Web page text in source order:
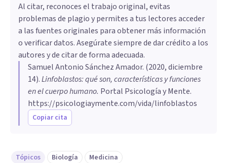
Al citar, reconoces el trabajo original, evitas
problemas de plagio y permites a tus lectores acceder
a las fuentes originales para obtener más información
o verificar datos. Asegúrate siempre de dar crédito a los
autores y de citar de forma adecuada.
Samuel Antonio Sánchez Amador. (2020, diciembre
14).Linfoblastos: qué son, características y funciones
en el cuerpo humano. Portal Psicología y Mente.
https://psicologiaymente.com/vida/linfoblastos
Copiar cita
Tópicos Biología Medicina